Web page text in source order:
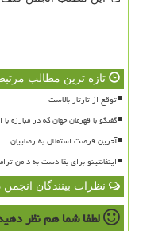
تازه ترین مطالب
توقع از تارتار بالاست
گفتگو با قهرمان جهان که در مبارزه
آخرین فرصت استقلال به رضاییان
اینفانتینو برای بقا دست به دامن
نظرات بینندگان
لطفا شما همنظر